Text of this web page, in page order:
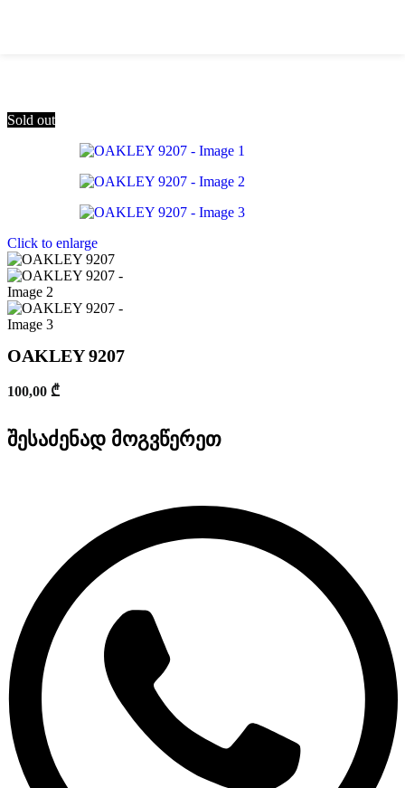
Sold out
Click to enlarge
OAKLEY 9207
100,00 ₾
შესაძენად მოგვწერეთ